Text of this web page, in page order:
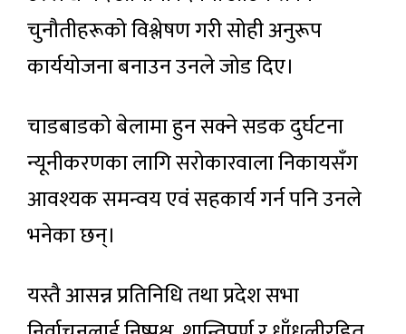
चुनौतीहरूको विश्लेषण गरी सोही अनुरूप
कार्ययोजना बनाउन उनले जोड दिए।
चाडबाडको बेलामा हुन सक्ने सडक दुर्घटना
न्यूनीकरणका लागि सरोकारवाला निकायसँग
आवश्यक समन्वय एवं सहकार्य गर्न पनि उनले
भनेका छन्।
यस्तै आसन्न प्रतिनिधि तथा प्रदेश सभा